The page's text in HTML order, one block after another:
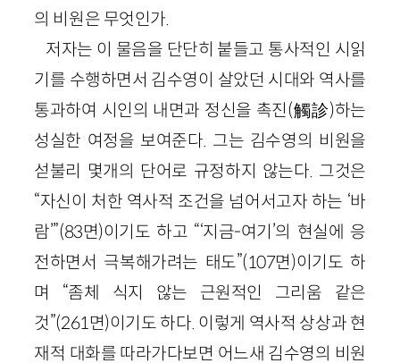
의 비원은 무엇인가.
저자는 이 물음을 단단히 붙들고 통사적인 시읽
기를 수행하면서 김수영이 살았던 시대와 역사를
통과하여 시인의 내면과 정신을 촉진(觸診)하는
성실한 여정을 보여준다. 그는 김수영의 비원을
섣불리 몇개의 단어로 규정하지 않는다. 그것은
“자신이 처한 역사적 조건을 넘어서고자 하는 ‘바
람’”(83면)이기도 하고 “‘지금-여기’의 현실에 응
전하면서 극복해가려는 태도”(107면)이기도 하
며 “좀체 식지 않는 근원적인 그리움 같은
것”(261면)이기도 하다. 이렇게 역사적 상상과 현
재적 대화를 따라가다보면 어느새 김수영의 비원